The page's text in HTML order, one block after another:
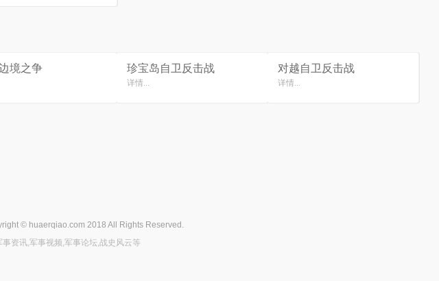
境之争 珍宝岛自卫反击战
详情...
对越自卫反击战
详情...
© huaerqiao.com 2018 All Rights Reserved.
资讯,军事视频,军事论坛,战史风云等